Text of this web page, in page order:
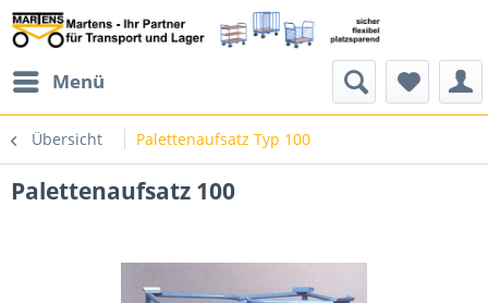
Menü
Übersicht Palettenaufsatz Typ 100
Palettenaufsatz 100